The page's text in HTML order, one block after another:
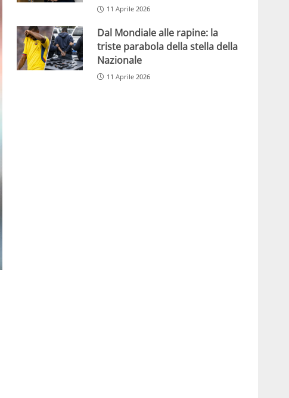
11 Aprile 2026
Dal Mondiale alle rapine: la
triste parabola della stella della
Nazionale
11 Aprile 2026